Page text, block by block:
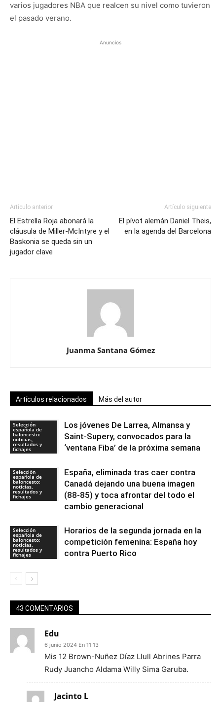
varios jugadores NBA que realcen su nivel como tuvieron
el pasado verano.
Anuncios
Artículo anterior
El Estrella Roja abonará la
cláusula de Miller-McIntyre y el
Baskonia se queda sin un
jugador clave
Artículo siguiente
El pívot alemán Daniel Theis,
en la agenda del Barcelona
Juanma Santana Gómez
Artículos relacionados Más del autor
Selección
española de
baloncesto:
noticias,
resultados y
fichajes
Los jóvenes De Larrea, Almansa y
Saint-Supery, convocados para la
‘ventana Fiba’ de la próxima semana
Selección
española de
baloncesto:
noticias,
resultados y
fichajes
España, eliminada tras caer contra
Canadá dejando una buena imagen
(88-85) y toca afrontar del todo el
cambio generacional
Selección
española de
baloncesto:
noticias,
resultados y
fichajes
Horarios de la segunda jornada en la
competición femenina: España hoy
contra Puerto Rico
43 COMENTARIOS
Edu
6 junio 2024 En 11:13
Mis 12 Brown-Nuñez Díaz Llull Abrines Parra
Rudy Juancho Aldama Willy Sima Garuba.
Jacinto L